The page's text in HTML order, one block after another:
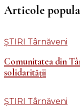
Articole
ȘTIRI Târnăveni
Comunitatea din
solidarității
ȘTIRI Târnăveni